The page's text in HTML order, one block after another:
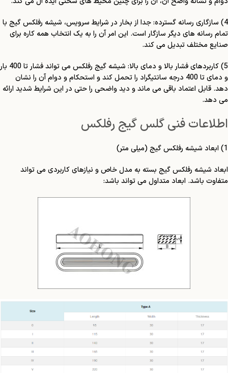
4) سازگاری رسانه گسترده: جدا از بخار در شرایط سرویس، شیشه رفلکس گیج با
تمام رسانه های دیگر سازگار است. این امر آن را به یک انتخاب همه کاره برای
صنایع مختلف تبدیل می کند.
5) کاربردهای فشار بالا و دمای بالا: شیشه گیج رفلکس می تواند فشار تا 400 بار
و دمای تا 400 درجه سانتیگراد را تحمل کند و استحکام و دوام آن را نشان
دهد. قابل اعتماد باقی می ماند و دید واضحی را حتی در این شرایط شدید ارائه
می دهد.
اطلاعات فنی گلس گیج رفلکس
1) ابعاد شیشه رفلکس گیج (میلی متر)
ابعاد شیشه رفلکس گیج بسته به مدل خاص و نیازهای کاربردی می تواند
متفاوت باشد. ابعاد متداول می تواند باشد: